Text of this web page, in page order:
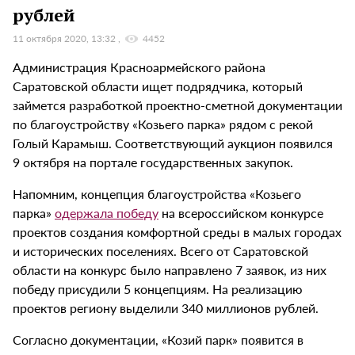
рублей
11 октября 2020, 13:32 4452
Администрация Красноармейского района
Саратовской области ищет подрядчика, который
займется разработкой проектно-сметной документации
по благоустройству «Козьего парка» рядом с рекой
Голый Карамыш. Соответствующий аукцион появился
9 октября на портале государственных закупок.
Напомним, концепция благоустройства «Козьего
парка» одержала победу на всероссийском конкурсе
проектов создания комфортной среды в малых городах
и исторических поселениях. Всего от Саратовской
области на конкурс было направлено 7 заявок, из них
победу присудили 5 концепциям. На реализацию
проектов региону выделили 340 миллионов рублей.
Согласно документации, «Козий парк» появится в